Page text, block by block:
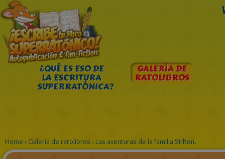
¿QUÉ ES ESO DE
LA ESCRITURA
SUPERRATÓNICA?
GALERÍA DE
RATOLIBROS
Home › Galería de ratolibros › Las aventuras de la familia Stilton.